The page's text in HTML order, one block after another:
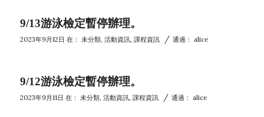
9/13游泳檢定暫停辦理。
2023年9月12日 在： 未分類, 活動資訊, 課程資訊 / 通過： alice
9/12游泳檢定暫停辦理。
2023年9月11日 在： 未分類, 活動資訊, 課程資訊 / 通過： alice